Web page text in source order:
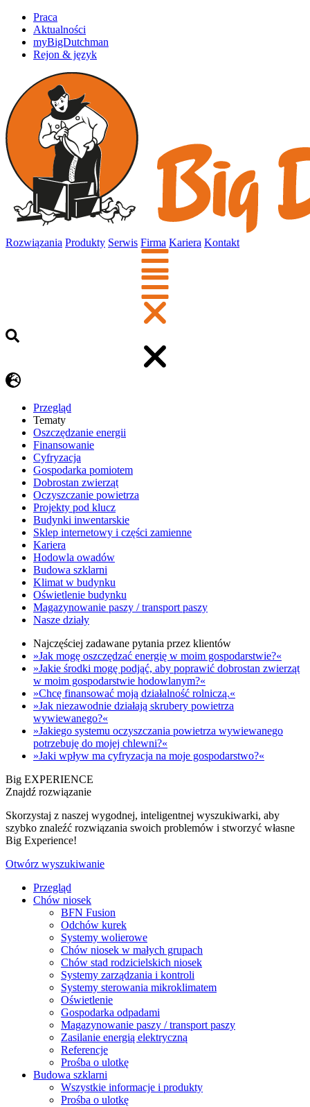
Praca
Aktualności
myBigDutchman
Rejon & język
Rozwiązania Produkty Serwis Firma Kariera Kontakt
Przegląd
Tematy
​Oszczędzanie energii
Finansowanie
Cyfryzacja
Gospodarka pomiotem
Dobrostan zwierząt
Oczyszczanie powietrza
Projekty pod klucz
Budynki inwentarskie
Sklep internetowy i części zamienne
Kariera
Hodowla owadów
Budowa szklarni
Klimat w budynku
Oświetlenie budynku
Magazynowanie paszy / transport paszy
Nasze działy
Najczęściej zadawane pytania przez klientów
»Jak mogę oszczędzać energię w moim gospodarstwie?«
»Jakie środki mogę podjąć, aby poprawić dobrostan zwierząt
w moim gospodarstwie hodowlanym?«
»Chcę finansować moją działalność rolniczą.«
»Jak niezawodnie działają skrubery powietrza
wywiewanego?«
»Jakiego systemu oczyszczania powietrza wywiewanego
potrzebuję do mojej chlewni?«
»Jaki wpływ ma cyfryzacja na moje gospodarstwo?«
Big EXPERIENCE
Znajdź rozwiązanie
Skorzystaj z naszej wygodnej, inteligentnej wyszukiwarki, aby
szybko znaleźć rozwiązania swoich problemów i stworzyć własne
Big Experience!
Otwórz wyszukiwanie
Przegląd
Chów niosek
BFN Fusion
Odchów kurek
Systemy wolierowe
Chów niosek w małych grupach
Chów stad rodzicielskich niosek
Systemy zarządzania i kontroli
Systemy sterowania mikroklimatem
Oświetlenie
Gospodarka odpadami
Magazynowanie paszy / transport paszy
Zasilanie energią elektryczną
Referencje
Prośba o ulotkę
Budowa szklarni
Wszystkie informacje i produkty
Prośba o ulotkę